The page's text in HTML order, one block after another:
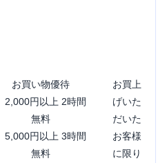
お買い物優待
2,000円以上 2時間
無料
5,000円以上 3時間
無料
お買上
げいた
だいた
お客様
に限り